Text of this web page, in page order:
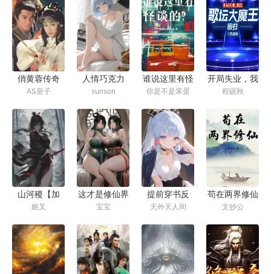
魔心脏，成为
绝世凶物）
俏黄蓉传奇
AS皇子
人情巧克力
sunson
谁说这里有怪
谈的？
你是不是笨蛋
开局失业，我
让歌坛大魔王
回归
程砚秋
山河稷【加
料】
姬叉
这才是修仙界
宝宝
提前穿书反
派，逼主角妈
妈生孩子
天外天人间
苟在两界修仙
文抄公